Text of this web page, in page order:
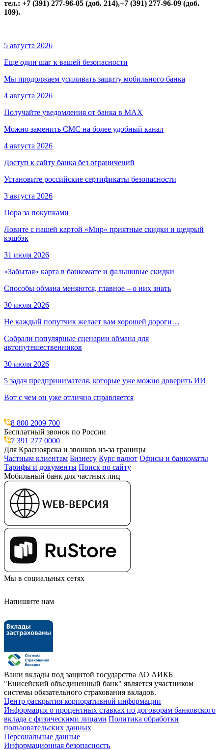
тел.: +7 (391) 277-96-05 (доб. 214),+7 (391) 277-96-09 (доб.
109).
5 августа 2026
Еще один шаг к вашей безопасности
Мы продолжаем усиливать защиту мобильного банка
4 августа 2026
Получайте уведомления от банка в МАХ
Можно заменить СМС на более удобный канал
4 августа 2026
Доступ к сайту банка без ограничений
Установите российские сертификаты безопасности
3 августа 2026
Пора за покупками
Ловите с нашей картой «Мир» приятные скидки и щедрый
кэшбэк
31 июля 2026
«Забытая» карта в банкомате и фальшивые скидки
Способы обмана меняются, главное – о них знать
30 июля 2026
Не каждый попутчик желает вам хорошей дороги…
Собрали популярные сценарии обмана для
автопутешественников
30 июля 2026
5 задач предпринимателя, которые уже можно доверить ИИ
Вот с чем он уже отлично справляется
8 800 2009 700
Бесплатный звонок по России
7 391 277 0000
Для Красноярска и звонков из-за границы
Частным клиентам Бизнесу Курс валют Офисы и банкоматы
Тарифы и документы Поиск по сайту
Мобильный банк для частных лиц
Мы в социальных сетях
Напишите нам
Ваши вклады под защитой государства АО АИКБ
"Енисейский объединенный банк" является участником
системы обязательного страхования вкладов.
Центр раскрытия корпоративной информации
Информация о процентных ставках по договорам банковского
вклада с физическими лицами Политика обработки
пользовательских данных
Персональные данные
Информационная безопасность